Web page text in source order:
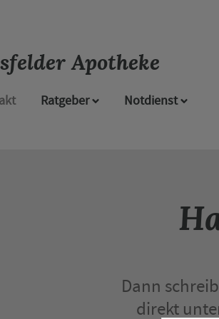
Apotheke
Ratgeber Notdienst
Dann
direkt